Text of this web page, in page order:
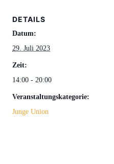
DETAILS
Datum:
29. Juli 2023
Zeit:
14:00 - 20:00
Veranstaltungskategorie:
Junge Union